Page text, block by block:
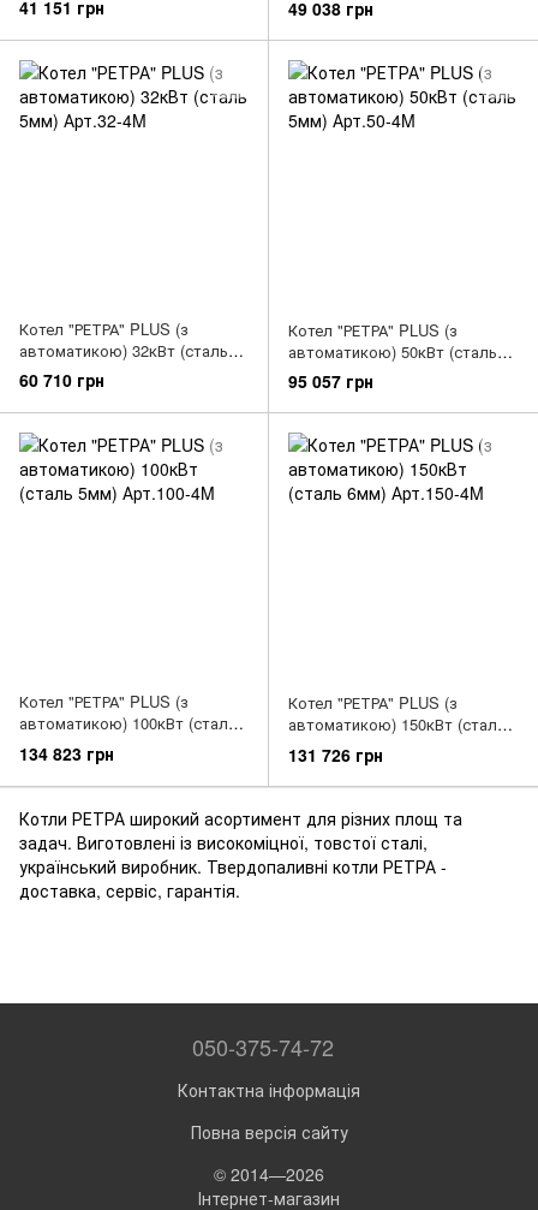
41 151 грн 49 038 грн
Котел "РЕТРА" PLUS (з
автоматикою) 32кВт (сталь
5мм) Арт.32-4M
60 710 грн
Котел "РЕТРА" PLUS (з
автоматикою) 50кВт (сталь
5мм) Арт.50-4M
95 057 грн
Котел "РЕТРА" PLUS (з
автоматикою) 100кВт (сталь
5мм) Арт.100-4M
134 823 грн
Котел "РЕТРА" PLUS (з
автоматикою) 150кВт (сталь
6мм) Арт.150-4M
131 726 грн
Котли РЕТРА широкий асортимент для різних площ та
задач. Виготовлені із високоміцної, товстої сталі,
український виробник. Твердопаливні котли РЕТРА -
доставка, сервіс, гарантія.
050-375-74-72
Контактна інформація
Повна версія сайту
© 2014—2026
Інтернет-магазин